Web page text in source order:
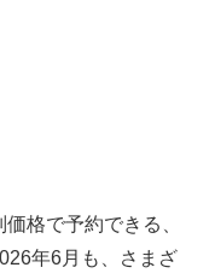
格で予約できる、
年6月も、さまざ